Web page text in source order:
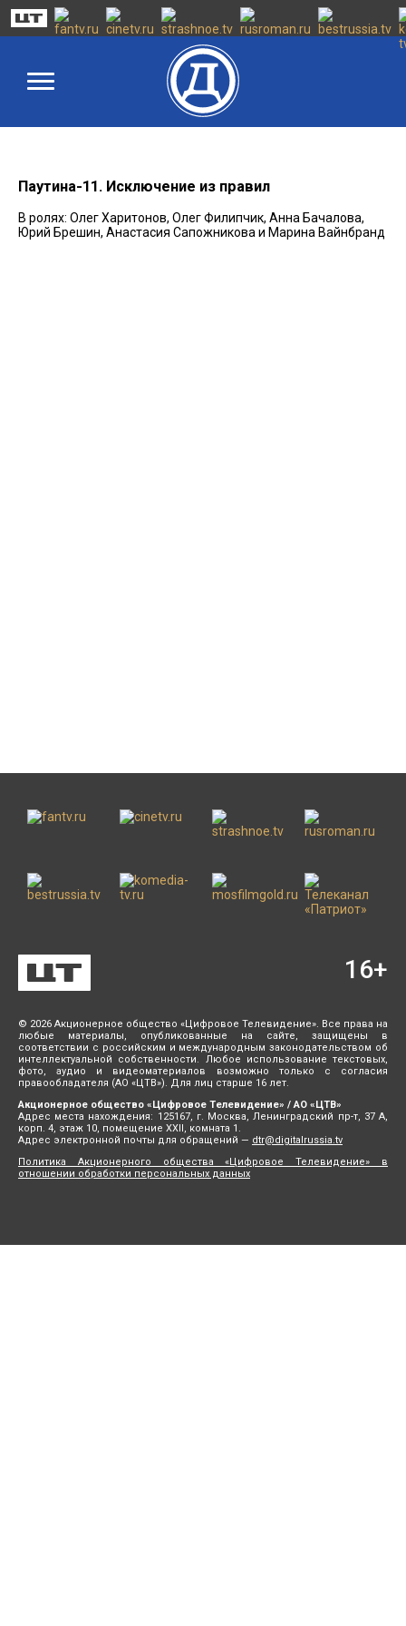
Паутина-11. Исключение из правил
В ролях: Олег Харитонов, Олег Филипчик, Анна Бачалова,
Юрий Брешин, Анастасия Сапожникова и Марина Вайнбранд
© 2026 Акционерное общество «Цифровое Телевидение». Все права на
любые материалы, опубликованные на сайте, защищены в
соответствии с российским и международным законодательством об
интеллектуальной собственности. Любое использование текстовых,
фото, аудио и видеоматериалов возможно только с согласия
правообладателя (АО «ЦТВ»). Для лиц старше 16 лет.
Акционерное общество «Цифровое Телевидение» / АО «ЦТВ»
Адрес места нахождения: 125167, г. Москва, Ленинградский пр-т, 37 А,
корп. 4, этаж 10, помещение XXII, комната 1.
Адрес электронной почты для обращений — dtr@digitalrussia.tv
Политика Акционерного общества «Цифровое Телевидение» в
отношении обработки персональных данных
16+